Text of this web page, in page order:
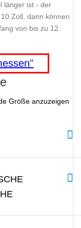
länger ist - der
Zoll, dann können
von bis zu 12
Größe anzuzeigen
S